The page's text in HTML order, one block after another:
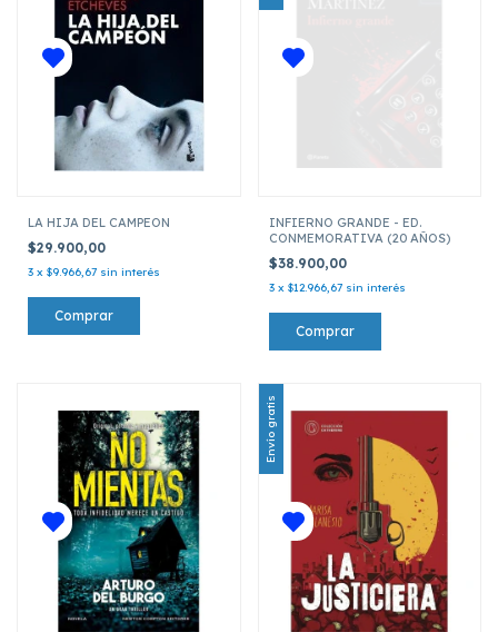
LA HIJA DEL CAMPEON
$29.900,00
3 x $9.966,67 sin interés
INFIERNO GRANDE - ED.
CONMEMORATIVA (20 AÑOS)
$38.900,00
3 x $12.966,67 sin interés
Envío gratis